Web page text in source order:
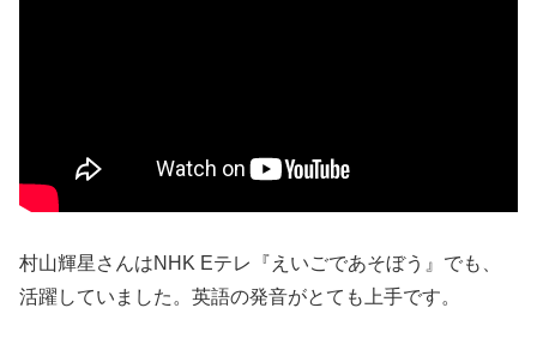
村山輝星さんはNHK Eテレ『えいごであそぼう』でも、
活躍していました。英語の発音がとても上手です。